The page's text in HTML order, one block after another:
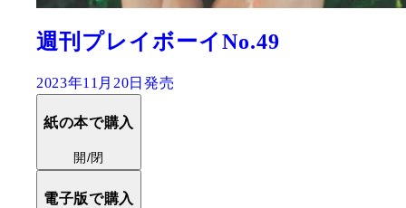
週刊プレイボーイNo.49
2023年11月20日発売
紙の本で購入
開/閉
電子版で購入